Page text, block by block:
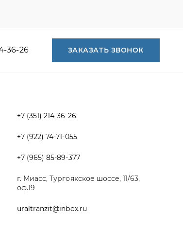
+7 (351) 214-36-26
оф.19
uraltranzit@inbox.ru